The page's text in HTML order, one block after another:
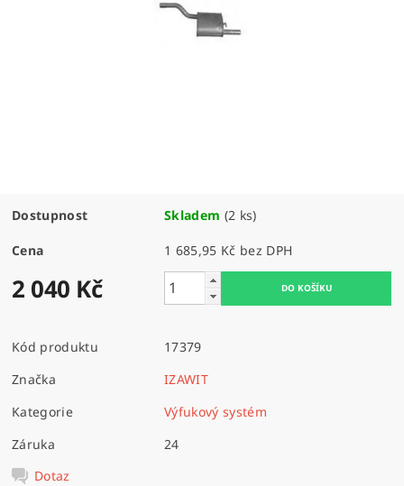
Dostupnost Skladem (2 ks)
Cena 1 685,95 Kč bez DPH
2 040 Kč
Kód produktu
17379
Značka
IZAWIT
Kategorie
Výfukový systém
Záruka
24
Dotaz